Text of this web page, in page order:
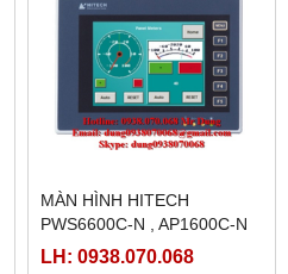
MÀN HÌNH HITECH
PWS6600C-N , AP1600C-N
LH: 0938.070.068